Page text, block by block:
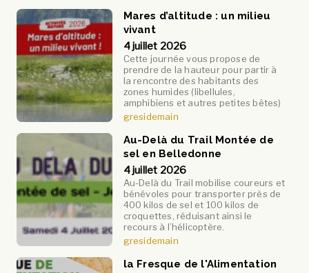
Mares d’altitude : un milieu
vivant
4 juillet 2026
Cette journée vous propose de
prendre de la hauteur pour partir à
la rencontre des habitants des
zones humides (libellules,
amphibiens et autres petites bêtes)
gresidemain
Au-Delà du Trail Montée de
sel en Belledonne
4 juillet 2026
Au-Delà du Trail mobilise coureurs et
bénévoles pour transporter près de
400 kilos de sel et 100 kilos de
croquettes, réduisant ainsi le
recours à l’hélicoptère.
gresidemain
la Fresque de l'Alimentation